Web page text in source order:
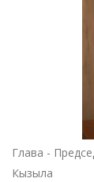
Глава -
Кызыла